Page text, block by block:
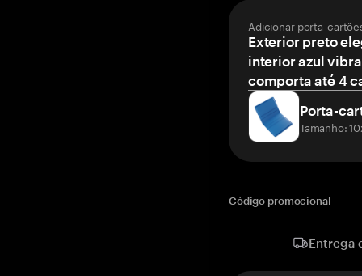
Adicionar porta-
Exterior preto
interior azul
comporta até 4
Porta-
Tamanho:
Código promocional
Entrega